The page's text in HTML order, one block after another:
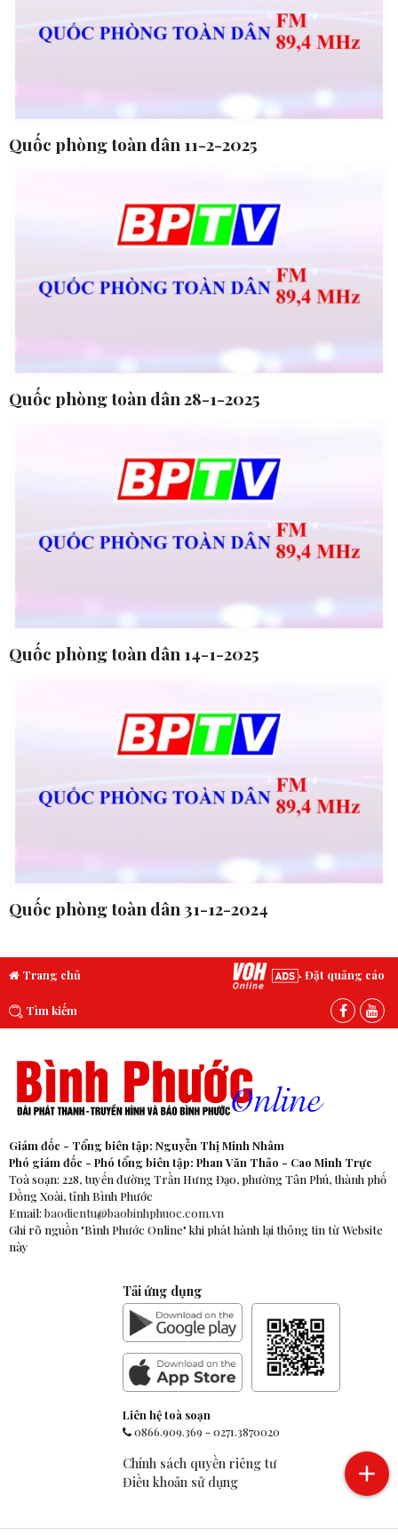
Quốc phòng toàn dân 11-2-2025
Quốc phòng toàn dân 28-1-2025
Quốc phòng toàn dân 14-1-2025
Quốc phòng toàn dân 31-12-2024
Trang chủ Đặt quảng cáo
Tìm kiếm
Giám đốc - Tổng biên tập: Nguyễn Thị Minh Nhâm
Phó giám đốc - Phó tổng biên tập: Phan Văn Thảo - Cao Minh Trực
Toà soạn: 228, tuyến đường Trần Hưng Đạo, phường Tân Phú, thành phố
Đồng Xoài, tỉnh Bình Phước
Email: baodientu@baobinhphuoc.com.vn
Ghi rõ nguồn "Bình Phước Online" khi phát hành lại thông tin từ Website
này
Tải ứng dụng
Liên hệ toà soạn
0866.909.369-0271.3870020
Chính sách quyền riêng tư
Điều khoản sử dụng